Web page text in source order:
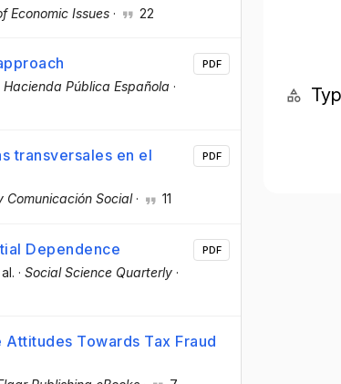
Economic Issues · 22
Hacienda Pública Española ·
PDF
transversales en el
Comunicación Social· 11
PDF
Dependence
al. · Social Science Quarterly ·
PDF
Towards Tax Fraud